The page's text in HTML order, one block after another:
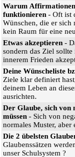
Warum
funktionieren - Oft ist
Wünschen, die er sich
kein Raum für eine
Etwas akzeptieren -
sondern das Ziel sollte
innerem Frieden
Deine Wünscheliste
Ziele klar definiert
deinem Leben an
ausrichten.
Der Glaube, sich von
müssen - Sich von
normales Muster, aber
Die 2 übelsten
Glaubenssätzen
unser Schulsystem ?